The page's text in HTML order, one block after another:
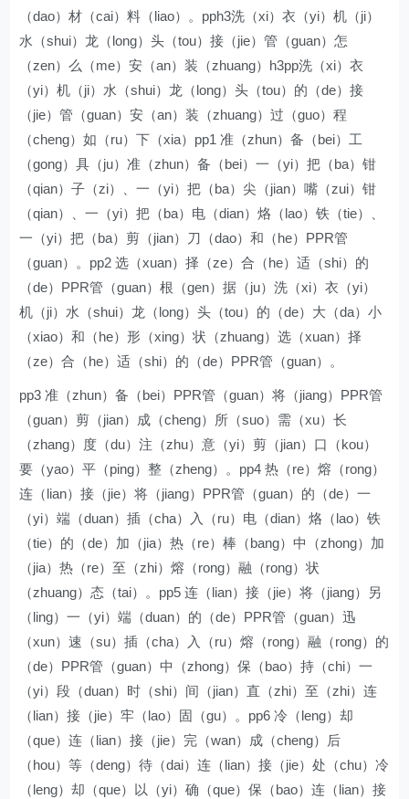
（dao）材（cai）料（liao）。pph3洗（xi）衣（yi）机（ji）
水（shui）龙（long）头（tou）接（jie）管（guan）怎
（zen）么（me）安（an）装（zhuang）h3pp洗（xi）衣
（yi）机（ji）水（shui）龙（long）头（tou）的（de）接
（jie）管（guan）安（an）装（zhuang）过（guo）程
（cheng）如（ru）下（xia）pp1 准（zhun）备（bei）工
（gong）具（ju）准（zhun）备（bei）一（yi）把（ba）钳
（qian）子（zi）、一（yi）把（ba）尖（jian）嘴（zui）钳
（qian）、一（yi）把（ba）电（dian）烙（lao）铁（tie）、
一（yi）把（ba）剪（jian）刀（dao）和（he）PPR管
（guan）。pp2 选（xuan）择（ze）合（he）适（shi）的
（de）PPR管（guan）根（gen）据（ju）洗（xi）衣（yi）
机（ji）水（shui）龙（long）头（tou）的（de）大（da）小
（xiao）和（he）形（xing）状（zhuang）选（xuan）择
（ze）合（he）适（shi）的（de）PPR管（guan）。
pp3 准（zhun）备（bei）PPR管（guan）将（jiang）PPR管
（guan）剪（jian）成（cheng）所（suo）需（xu）长
（zhang）度（du）注（zhu）意（yi）剪（jian）口（kou）
要（yao）平（ping）整（zheng）。pp4 热（re）熔（rong）
连（lian）接（jie）将（jiang）PPR管（guan）的（de）一
（yi）端（duan）插（cha）入（ru）电（dian）烙（lao）铁
（tie）的（de）加（jia）热（re）棒（bang）中（zhong）加
（jia）热（re）至（zhi）熔（rong）融（rong）状
（zhuang）态（tai）。pp5 连（lian）接（jie）将（jiang）另
（ling）一（yi）端（duan）的（de）PPR管（guan）迅
（xun）速（su）插（cha）入（ru）熔（rong）融（rong）的
（de）PPR管（guan）中（zhong）保（bao）持（chi）一
（yi）段（duan）时（shi）间（jian）直（zhi）至（zhi）连
（lian）接（jie）牢（lao）固（gu）。pp6 冷（leng）却
（que）连（lian）接（jie）完（wan）成（cheng）后
（hou）等（deng）待（dai）连（lian）接（jie）处（chu）冷
（leng）却（que）以（yi）确（que）保（bao）连（lian）接